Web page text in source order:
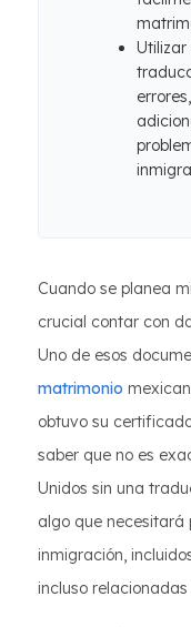
Utilizar
Cuando se planea
crucial contar con
Uno de esos
matrimonio
obtuvo su
saber que no es
Unidos sin una
algo que necesitará
inmigración,
incluso